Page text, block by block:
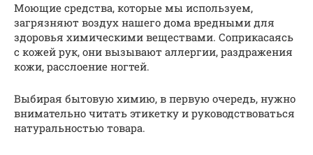
Моющие средства, которые мы используем,
загрязняют воздух нашего дома вредными для
здоровья химическими веществами. Соприкасаясь
с кожей рук, они вызывают аллергии, раздражения
кожи, расслоение ногтей.
Выбирая бытовую химию, в первую очередь, нужно
внимательно читать этикетку и руководствоваться
натуральностью товара.